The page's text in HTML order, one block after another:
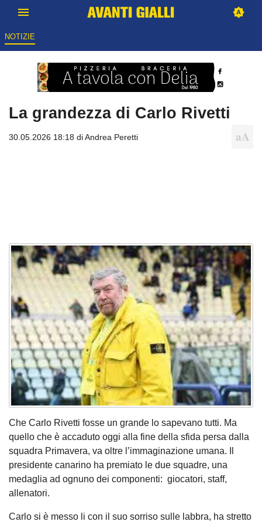
NOTIZIE
La grandezza di Carlo Rivetti
30.05.2026 18:18 diAndrea Peretti
Che Carlo Rivetti fosse un grande lo sapevano tutti. Ma
quello che è accaduto oggi alla fine della sfida persa dalla
squadra Primavera, va oltre l’immaginazione umana. Il
presidente canarino ha premiato le due squadre, una
medaglia ad ognuno dei componenti: giocatori, staff,
allenatori.
Carlo si è messo li con il suo sorriso sulle labbra, ha stretto